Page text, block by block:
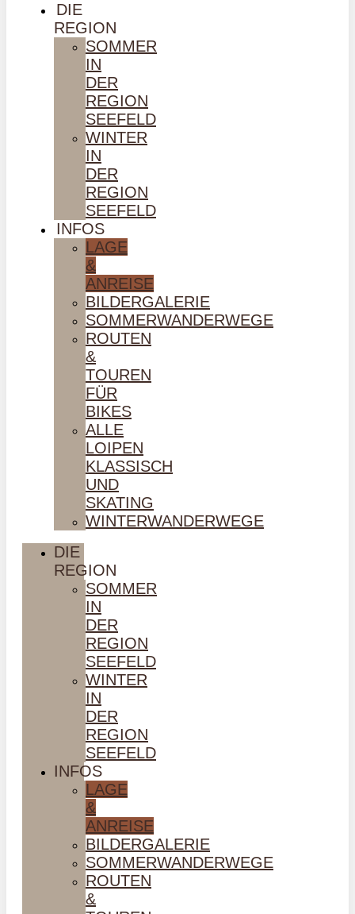
DIE
REGION
SOMMER
IN
DER
REGION
SEEFELD
WINTER
IN
DER
REGION
SEEFELD
INFOS
LAGE
&
ANREISE
BILDERGALERIE
SOMMERWANDERWEGE
ROUTEN
&
TOUREN
FÜR
BIKES
ALLE
LOIPEN
KLASSISCH
UND
SKATING
WINTERWANDERWEGE
DIE
REGION
SOMMER
IN
DER
REGION
SEEFELD
WINTER
IN
DER
REGION
SEEFELD
INFOS
LAGE
&
ANREISE
BILDERGALERIE
SOMMERWANDERWEGE
ROUTEN
&